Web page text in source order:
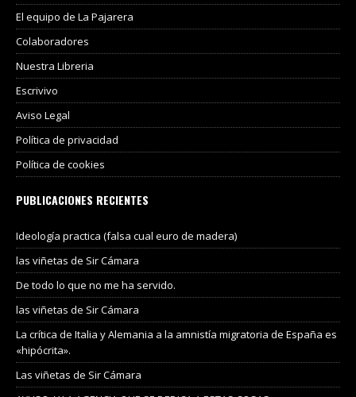
El equipo de La Pajarera
Colaboradores
Nuestra Libreria
Escrivivo
Aviso Legal
Política de privacidad
Política de cookies
PUBLICACIONES RECIENTES
Ideología practica (falsa cual euro de madera)
las viñetas de Sir Cámara
De todo lo que no me ha servido.
las viñetas de Sir Cámara
La crítica de Italia y Alemania a la amnistía migratoria de España es
«hipócrita».
Las viñetas de Sir Cámara